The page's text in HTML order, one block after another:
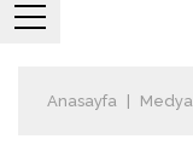
Anasayfa Medya